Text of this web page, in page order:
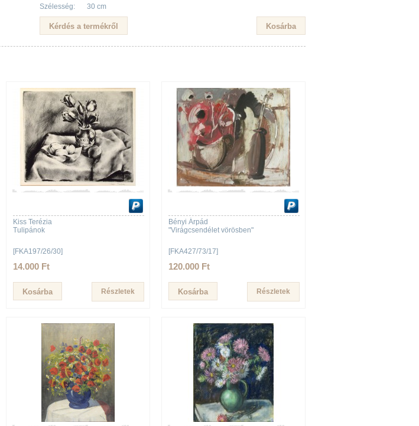
Szélesség:
30 cm
Kiss Terézia
Tulipánok
[FKA197/26/30]
14.000 Ft
Részletek
Bényi Árpád
"Virágcsendélet vörösben"
[FKA427/73/17]
120.000 Ft
Részletek